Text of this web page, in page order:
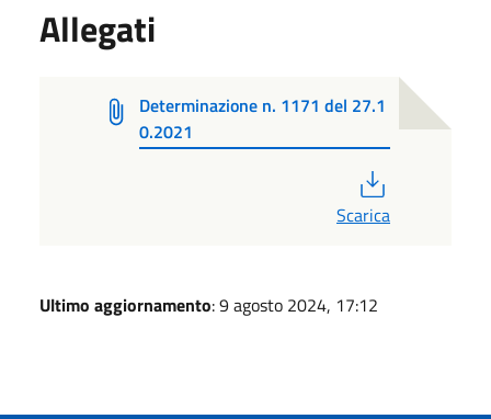
Allegati
Determinazione n. 1171 del 27.1
0.2021
Scarica
Ultimo aggiornamento: 9 agosto 2024, 17:12